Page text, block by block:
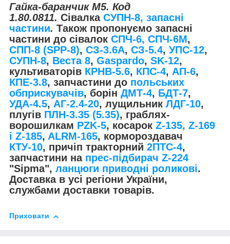
Гайка-баранчик М5. Код
1.80.0811. Сівалка СУПН-8, запасні
частини. Також пропонуємо запасні
частини до сівалок СПЧ-6, СПЧ-6М,
СПП-8 (SPP-8), СЗ-3.6А, СЗ-5.4, УПС-12,
СУПН-8, Веста 8, Gaspardo, SK-12,
культиваторів КРНВ-5.6, КПС-4, АП-6,
КПЕ-3.8, запчастини до польських
обприскувачів, борін ДМТ-4, БДТ-7,
УДА-4.5, АГ-2.4-20, лущильник ЛДГ-10,
плугів ПЛН-3.35 (5.35), граблях-
ворошилкам PZK-5, косарок Z-135, Z-169
і Z-185, ALRM-165, кормороздавач
КТУ-10, причіп тракторний 2ПТС-4,
запчастини на прес-підбирач Z-224
"Sipma", ланцюги приводні роликові.
Доставка в усі регіони України,
службами доставки товарів.
Приховати